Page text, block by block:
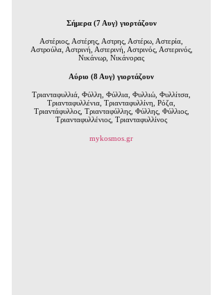
Σήμερα (7 Αυγ) γιορτάζουν
Αστέριος, Αστέρης, Αστρης, Αστέρω, Αστερία,
Αστρούλα, Αστρινή, Αστερινή, Αστρινός, Αστερινός,
Νικάνωρ, Νικάνορας
Αύριο (8 Αυγ) γιορτάζουν
Τριανταφυλλιά, Φύλλη, Φύλλια, Φυλλιώ, Φυλλίτσα,
Τριανταφυλλένια, Τριανταφυλλίνη, Ρόζα,
Τριαντάφυλλος, Τριανταφύλλης, Φύλλης, Φύλλιος,
Τριανταφυλλένιος, Τριανταφυλλίνος
mykosmos.gr